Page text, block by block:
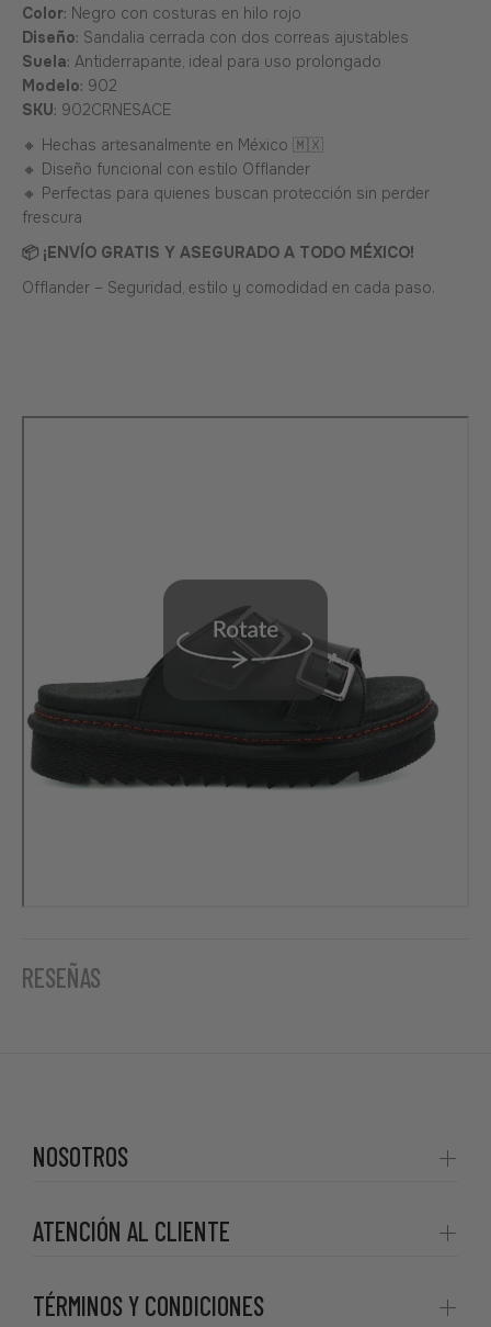
Color: Negro con costuras en hilo rojo
Diseño: Sandalia cerrada con dos correas ajustables
Suela: Antiderrapante, ideal para uso prolongado
Modelo: 902
SKU: 902CRNESACE
🔸 Hechas artesanalmente en México 🇲🇽
🔸 Diseño funcional con estilo Offlander
🔸 Perfectas para quienes buscan protección sin perder
frescura
📦 ¡ENVÍO GRATIS Y ASEGURADO A TODO MÉXICO!
Offlander – Seguridad, estilo y comodidad en cada paso.
RESEÑAS
NOSOTROS
ATENCIÓN AL CLIENTE
TÉRMINOS Y CONDICIONES